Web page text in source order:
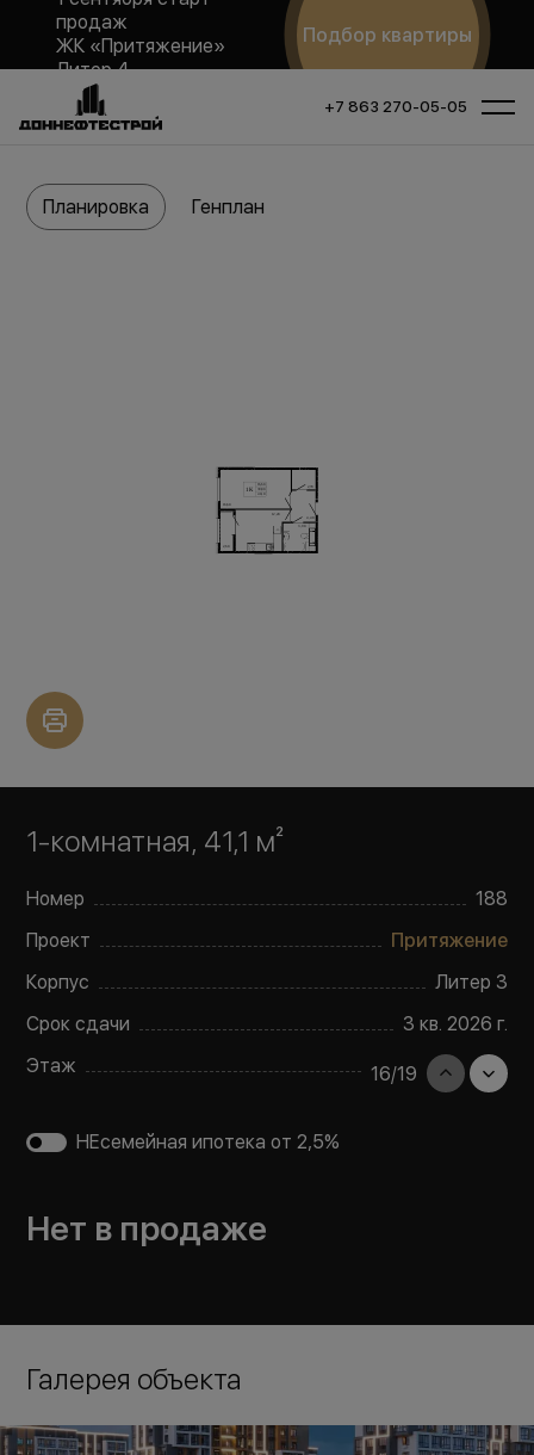
продаж
ЖК «Притяжение»
Литер 4
Подбор квартиры
+7 863 270-05-05
1-комнатная, 41,1 м²
Номер
188
Проект
Притяжение
Корпус
Литер 3
Срок сдачи
3 кв. 2026 г.
Этаж
16/19
НЕсемейная ипотека от 2,5%
Нет в продаже
Планировка Генплан
Галерея объекта